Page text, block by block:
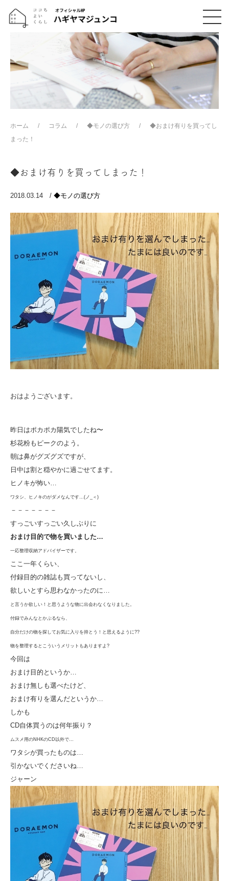
ホーム コラム ◆モノの選び方
◆おまけ有りを買ってし
まった！
◆おまけ有りを買ってしまった！
2018.03.14 / ◆モノの選び方
おはようございます。
昨日はポカポカ陽気でしたね〜
杉花粉もピークのよう。
朝は鼻がグズグズですが、
日中は割と穏やかに過ごせてます。
ヒノキが怖い…
ワタシ、ヒノキのがダメなんです…(ノ_＜)
－－－－－－－
すっごいすっごい久しぶりに
おまけ目的で物を買いました…
一応整理収納アドバイザーです。
ここ一年くらい、
付録目的の雑誌も買ってないし、
欲しいとすら思わなかったのに…
と言うか欲しい！と思うような物に出会わなくなりました。
付録でみんなとかぶるなら、
自分だけの物を探してお気に入りを持とう！と思えるように??
物を整理するとこういうメリットもありますよ?
今回は
おまけ目的というか…
おまけ無しも選べたけど、
おまけ有りを選んだというか…
しかも
CD自体買うのは何年振り？
ムスメ用のNHKのCD以外で…
ワタシが買ったものは…
引かないでくださいね…
ジャーン